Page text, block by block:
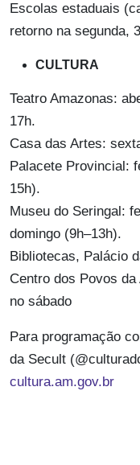
Escolas estaduais
retorno na segunda,
CULTURA
Teatro Amazonas:
17h.
Casa das Artes:
Palacete Provincial:
15h).
Museu do Seringal:
domingo (9h–13h).
Bibliotecas, Palácio
Centro dos Povos
no sábado
Para programação
da Secult
cultura.am.gov.br